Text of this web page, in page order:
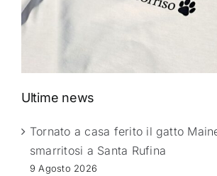
Ultime news
Tornato a casa ferito il gatto
smarritosi a Santa Rufina
9 Agosto 2026